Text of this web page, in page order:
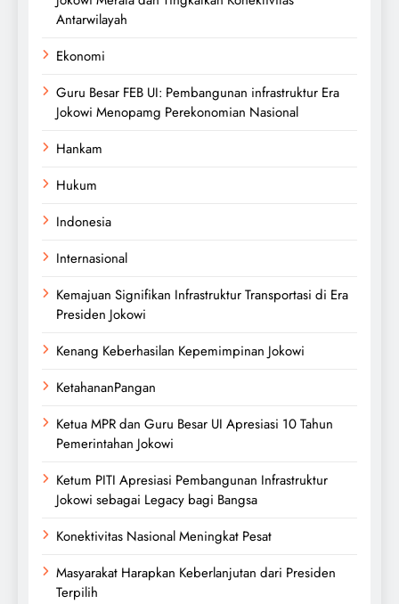
Antarwilayah
Ekonomi
Guru Besar FEB UI: Pembangunan infrastruktur Era
Jokowi Menopamg Perekonomian Nasional
Hankam
Hukum
Indonesia
Internasional
Kemajuan Signifikan Infrastruktur Transportasi di Era
Presiden Jokowi
Kenang Keberhasilan Kepemimpinan Jokowi
KetahananPangan
Ketua MPR dan Guru Besar UI Apresiasi 10 Tahun
Pemerintahan Jokowi
Ketum PITI Apresiasi Pembangunan Infrastruktur
Jokowi sebagai Legacy bagi Bangsa
Konektivitas Nasional Meningkat Pesat
Masyarakat Harapkan Keberlanjutan dari Presiden
Terpilih